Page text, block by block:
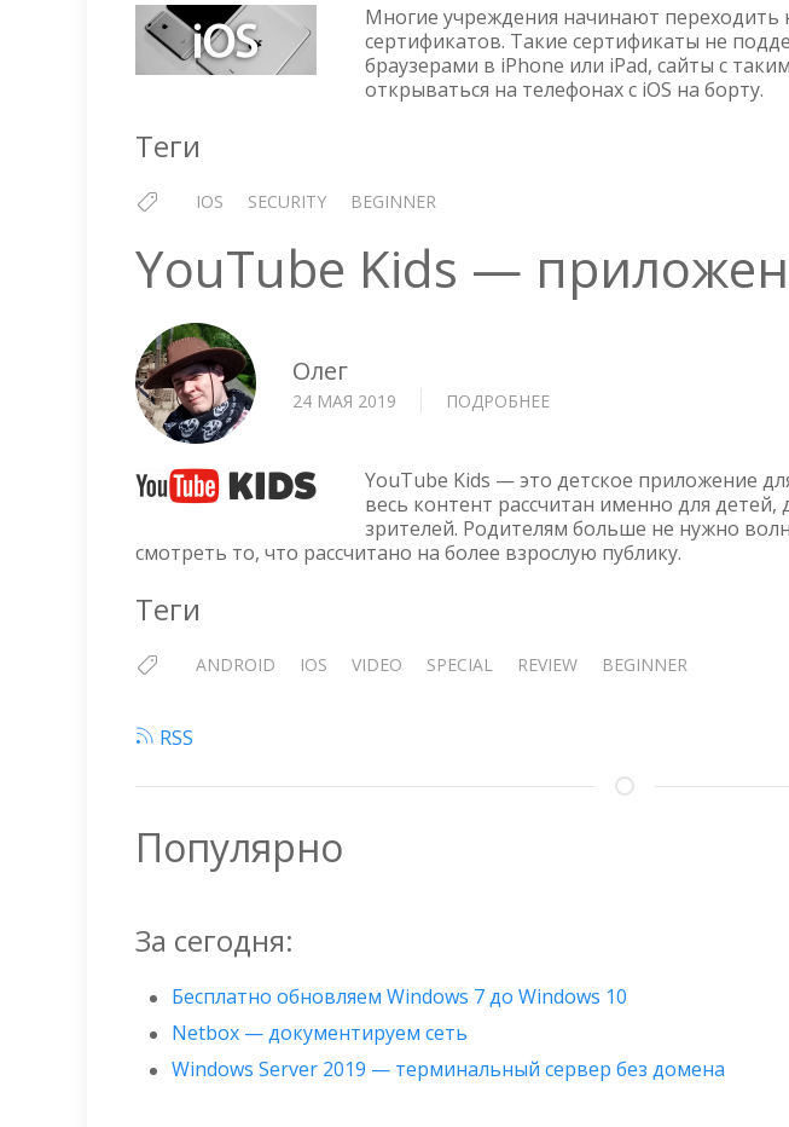
ПОДДЕРЖКА
РАБОТЫ
САЙТОВ
С
Многие учреждения начинают переходить
сертификатов. Такие сертификаты не
браузерами в iPhone или iPad, сайты с
открываться на телефонах с iOS на борту.
Теги
IOS SECURITY BEGINNER
YouTube Kids —
Олег
24 МАЯ 2019 ПОДРОБНЕЕ
—
ПРИЛОЖЕНИЕ
ДЛЯ
ДЕТЕЙ
YouTube Kids — это детское приложение
весь контент рассчитан именно для
зрителей. Родителям больше не нужно
смотреть то, что рассчитано на более взрослую публику.
Теги
ANDROID IOS VIDEO SPECIAL REVIEW BEGINNER
RSS
Популярно
За сегодня:
Бесплатно обновляем Windows 7 до Windows 10
Netbox — документируем сеть
Windows Server 2019 — терминальный сервер без домена